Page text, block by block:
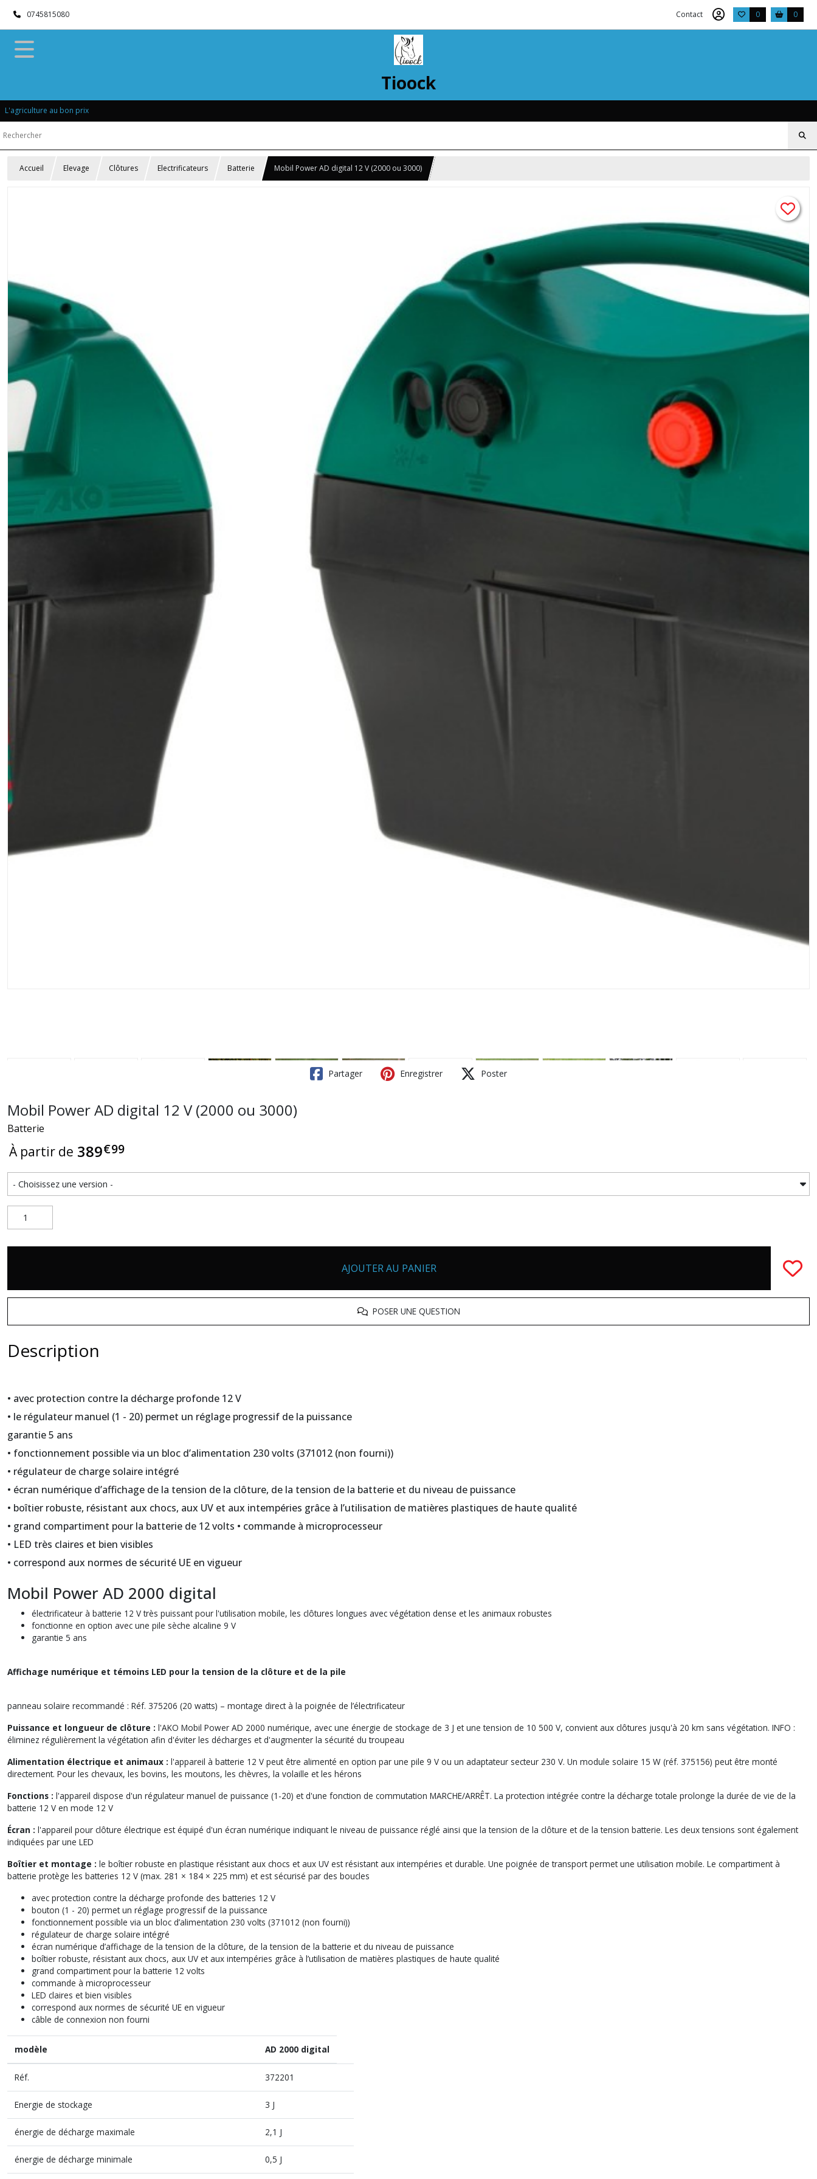
0745815080 Contact 0 0
Tioock
L'agriculture au bon prix
Accueil Elevage Clôtures Electrificateurs Batterie Mobil Power AD digital 12 V (2000 ou 3000)
Partager Enregistrer Poster
Mobil Power AD digital 12 V (2000 ou 3000)
Batterie
À partir de 389€99
AJOUTER AU PANIER
POSER UNE QUESTION
Description
• avec protection contre la décharge profonde 12 V
• le régulateur manuel (1 - 20) permet un réglage progressif de la puissance
garantie 5 ans
• fonctionnement possible via un bloc d’alimentation 230 volts (371012 (non fourni))
• régulateur de charge solaire intégré
• écran numérique d’affichage de la tension de la clôture, de la tension de la batterie et du niveau de puissance
• boîtier robuste, résistant aux chocs, aux UV et aux intempéries grâce à l’utilisation de matières plastiques de haute qualité
• grand compartiment pour la batterie de 12 volts • commande à microprocesseur
• LED très claires et bien visibles
• correspond aux normes de sécurité UE en vigueur
Mobil Power AD 2000 digital
électrificateur à batterie 12 V très puissant pour l'utilisation mobile, les clôtures longues avec végétation dense et les animaux robustes
fonctionne en option avec une pile sèche alcaline 9 V
garantie 5 ans
Affichage numérique et témoins LED pour la tension de la clôture et de la pile
panneau solaire recommandé : Réf. 375206 (20 watts) – montage direct à la poignée de l’électrificateur
Puissance et longueur de clôture : l'AKO Mobil Power AD 2000 numérique, avec une énergie de stockage de 3 J et une tension de 10 500 V, convient aux clôtures jusqu'à 20 km sans végétation. INFO :
éliminez régulièrement la végétation afin d'éviter les décharges et d'augmenter la sécurité du troupeau
Alimentation électrique et animaux : l'appareil à batterie 12 V peut être alimenté en option par une pile 9 V ou un adaptateur secteur 230 V. Un module solaire 15 W (réf. 375156) peut être monté
directement. Pour les chevaux, les bovins, les moutons, les chèvres, la volaille et les hérons
Fonctions : l'appareil dispose d'un régulateur manuel de puissance (1-20) et d'une fonction de commutation MARCHE/ARRÊT. La protection intégrée contre la décharge totale prolonge la durée de vie de la
batterie 12 V en mode 12 V
Écran : l'appareil pour clôture électrique est équipé d'un écran numérique indiquant le niveau de puissance réglé ainsi que la tension de la clôture et de la tension batterie. Les deux tensions sont également
indiquées par une LED
Boîtier et montage : le boîtier robuste en plastique résistant aux chocs et aux UV est résistant aux intempéries et durable. Une poignée de transport permet une utilisation mobile. Le compartiment à
batterie protège les batteries 12 V (max. 281 × 184 × 225 mm) et est sécurisé par des boucles
avec protection contre la décharge profonde des batteries 12 V
bouton (1 - 20) permet un réglage progressif de la puissance
fonctionnement possible via un bloc d’alimentation 230 volts (371012 (non fourni))
régulateur de charge solaire intégré
écran numérique d’affichage de la tension de la clôture, de la tension de la batterie et du niveau de puissance
boîtier robuste, résistant aux chocs, aux UV et aux intempéries grâce à l’utilisation de matières plastiques de haute qualité
grand compartiment pour la batterie 12 volts
commande à microprocesseur
LED claires et bien visibles
correspond aux normes de sécurité UE en vigueur
câble de connexion non fourni
modèle AD 2000 digital
Réf. 372201
Energie de stockage 3 J
énergie de décharge maximale 2,1 J
énergie de décharge minimale 0,5 J